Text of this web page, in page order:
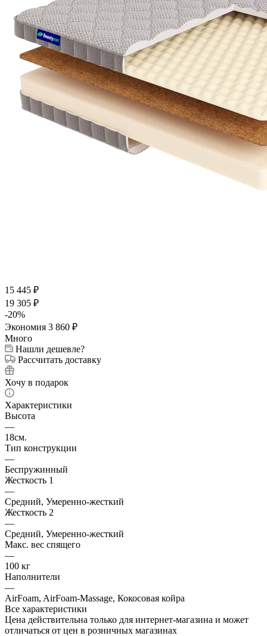
15 445 ₽
19 305 ₽
-20%
Экономия 3 860 ₽
Много
Нашли дешевле?
Рассчитать доставку
Хочу в подарок
Характеристики
Высота
—
18см.
Тип конструкции
—
Беспружинный
Жесткость 1
—
Средний, Умеренно-жесткий
Жесткость 2
—
Средний, Умеренно-жесткий
Макс. вес спящего
—
100 кг
Наполнители
—
AirFoam, AirFoam-Massage, Кокосовая койра
Все характеристики
Цена действительна только для интернет-магазина и может
отличаться от цен в розничных магазинах